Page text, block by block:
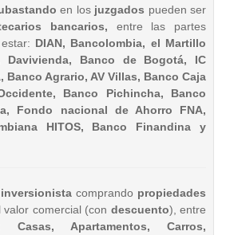
en los juzgados pueden ser
bancarios, entre las partes
DIAN, Bancolombia, el Martillo
Davivienda, Banco de Bogotá, IC
Banco Agrario, AV Villas, Banco Caja
Banco Pichincha, Banco
Fondo nacional de Ahorro FNA,
HITOS, Banco Finandina y
inversionista comprando propiedades
comercial (con descuento), entre
Casas, Apartamentos, Carros,